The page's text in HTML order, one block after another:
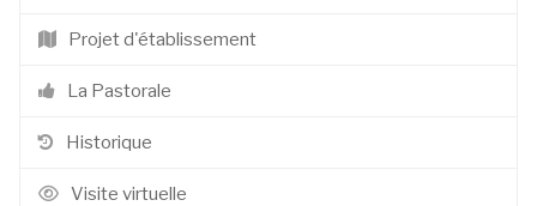
Projet d'établissement
La Pastorale
Historique
Visite virtuelle